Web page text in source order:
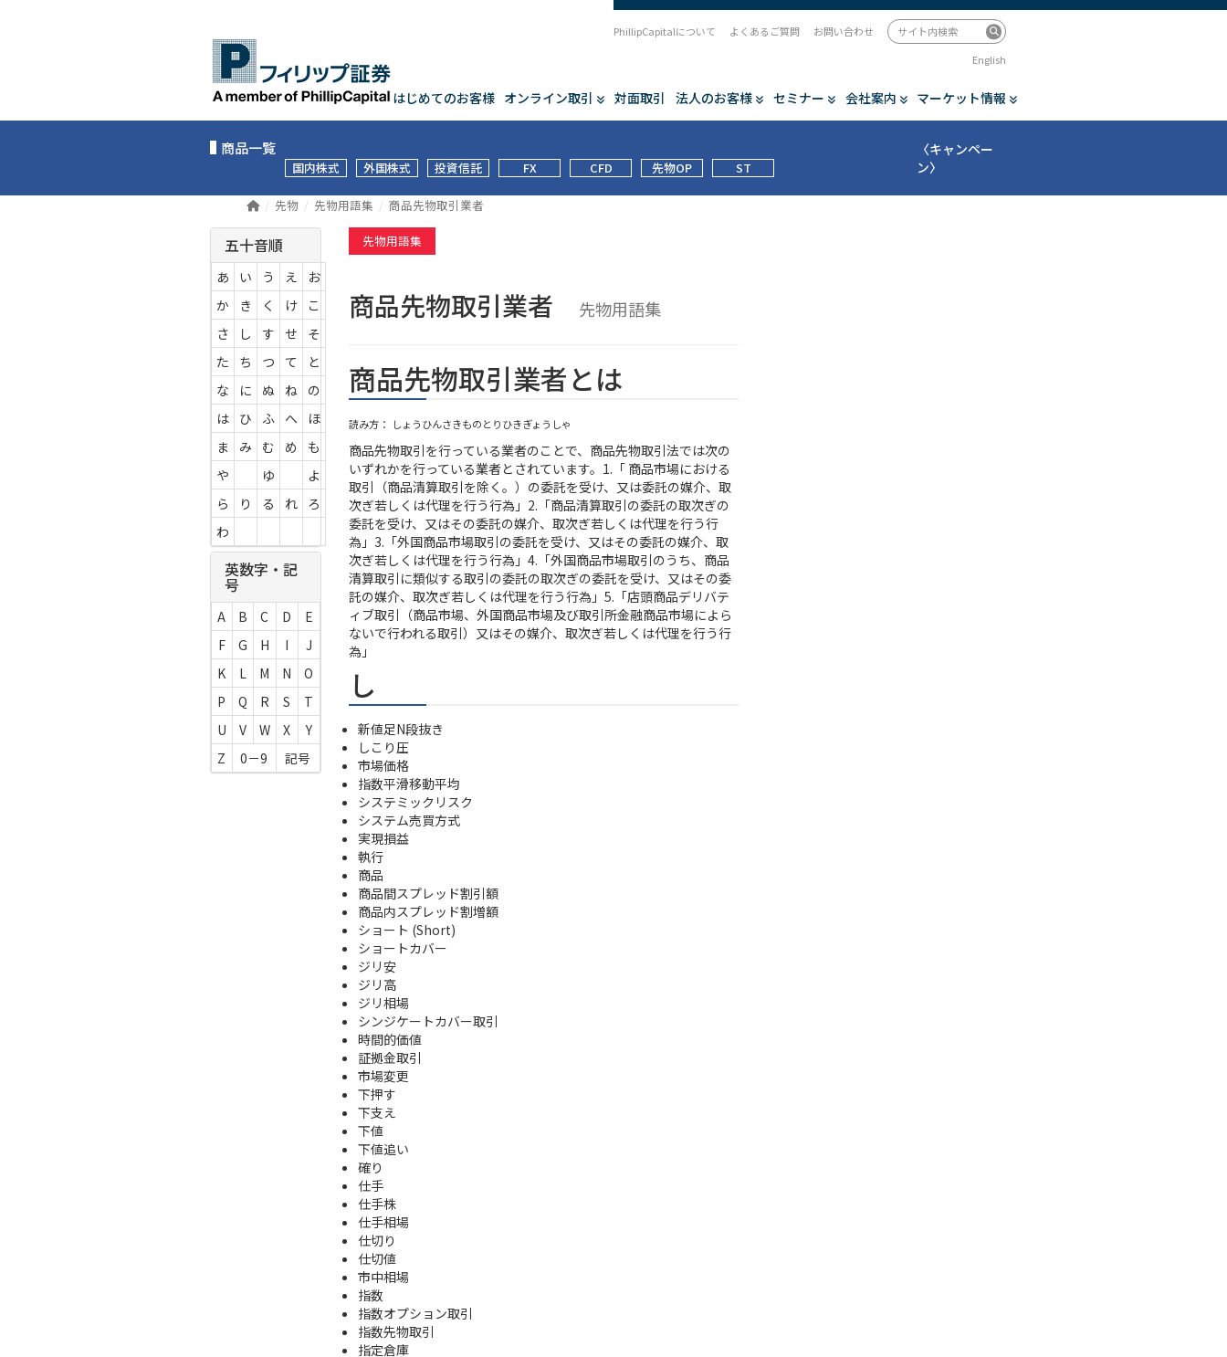
はじめてのお客様 オンライン取引 対面取引 法人のお客様 セミナー 会社案内 マーケット情報
PhillipCapitalについて よくあるご質問
お問い合わせ
English
商品一覧
国内株式 外国株式 投資信託 FX CFD 先物OP ST
〈キャンペー
ン〉
先物 先物用語集 商品先物取引業者
先物用語集
商品先物取引業者 先物用語集
商品先物取引業者とは
読み方： しょうひんさきものとりひきぎょうしゃ
商品先物取引を行っている業者のことで、商品先物取引法では次の
いずれかを行っている業者とされています。1.「 商品市場における
取引（商品清算取引を除く。）の委託を受け、又は委託の媒介、取
次ぎ若しくは代理を行う行為」2.「商品清算取引の委託の取次ぎの
委託を受け、又はその委託の媒介、取次ぎ若しくは代理を行う行
為」3.「外国商品市場取引の委託を受け、又はその委託の媒介、取
次ぎ若しくは代理を行う行為」4.「外国商品市場取引のうち、商品
清算取引に類似する取引の委託の取次ぎの委託を受け、又はその委
託の媒介、取次ぎ若しくは代理を行う行為」5.「店頭商品デリバテ
ィブ取引（商品市場、外国商品市場及び取引所金融商品市場によら
ないで行われる取引）又はその媒介、取次ぎ若しくは代理を行う行
為」
し
新値足N段抜き
しこり圧
市場価格
指数平滑移動平均
システミックリスク
システム売買方式
実現損益
執行
商品
商品間スプレッド割引額
商品内スプレッド割増額
ショート (Short)
ショートカバー
ジリ安
ジリ高
ジリ相場
シンジケートカバー取引
時間的価値
証拠金取引
市場変更
下押す
下支え
下値
下値追い
確り
仕手
仕手株
仕手相場
仕切り
仕切値
市中相場
指数
指数オプション取引
指数先物取引
指定倉庫
五十音順
あ い う え
お
か
き く け
こ
さ
し す せ
そ
た
ち つ て
と
な
に ぬ ね
の
は
ひ ふ へ
ほ
ま
み む め
も
や
ゆ
よ
ら
り る れ
ろ
わ
英数字・記
号
A B C D
E
F
G H I
J
K
L M N
O
P
Q R S
T
U
V W X
Y
Z
0－9 記号